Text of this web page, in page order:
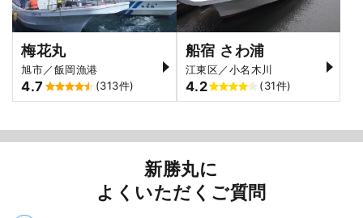
梅花丸
旭市／飯岡漁港
4.7 (313件)
船宿 さわ浦
江東区／小名木川
4.2 (31件)
新勝丸に
よくいただくご質問